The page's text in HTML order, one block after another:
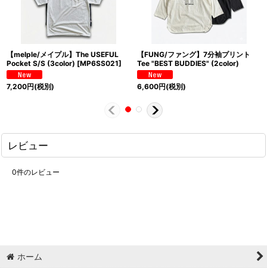
【melple/メイプル】The USEFUL
Pocket S/S (3color) [MP6SS021]
7,200円(税別)
【FUNG/ファング】7分袖プリント
Tee "BEST BUDDIES" (2color)
6,600円(税別)
レビュー
0件のレビュー
ホーム